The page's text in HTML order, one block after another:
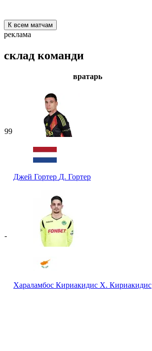
К всем матчам
реклама
склад команди
вратарь
99
Джей Гортер Д. Гортер
-
Хараламбос Кириакидис Х. Кириакидис